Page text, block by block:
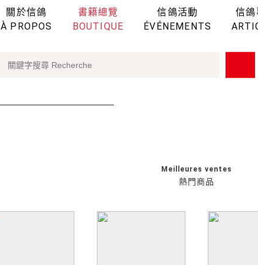
關於信鴿
À PROPOS
書籍總覽
BOUTIQUE
信鴿活動
ÉVÉNEMENTS
信鴿
熱門商品
Meilleures ventes